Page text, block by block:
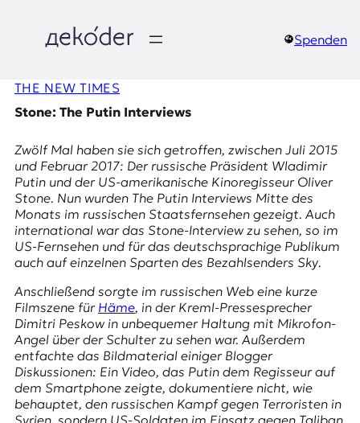
springen
e
k
o
d
e
r
|
D
E
K
Spenden
THE NEW TIMES
Stone: The Putin Interviews
Zwölf Mal haben sie sich getroffen, zwischen Juli 2015
und Februar 2017: Der russische Präsident Wladimir
Putin und der US-amerikanische Kinoregisseur Oliver
Stone. Nun wurdenThe Putin Interviews Mitte des
Monats im russischen Staatsfernsehen gezeigt. Auch
international war das Stone-Interview zu sehen, so im
US-Fernsehen und für das deutschsprachige Publikum
auch auf einzelnen Sparten des Bezahlsenders Sky.
Anschließend sorgte im russischen Web eine kurze
Filmszene für Häme, in der Kreml-Pressesprecher
Dimitri Peskow in unbequemer Haltung mit Mikrofon-
Angel über der Schulter zu sehen war. Außerdem
entfachte das Bildmaterial einiger Blogger
Diskussionen: Ein Video, das Putin dem Regisseur auf
dem Smartphone zeigte, dokumentiere nicht, wie
behauptet, den russischen Kampf gegen Terroristen in